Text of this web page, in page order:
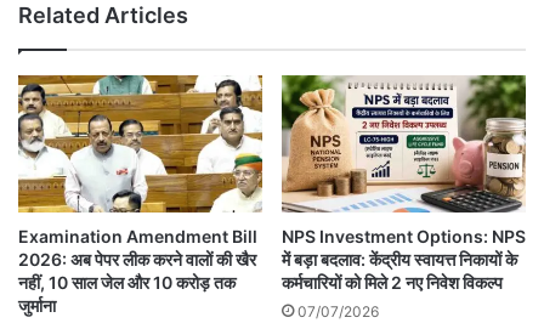
Related Articles
Examination Amendment Bill
2026: अब पेपर लीक करने वालों की खैर
नहीं, 10 साल जेल और 10 करोड़ तक
जुर्माना
NPS Investment Options: NPS
में बड़ा बदलाव: केंद्रीय स्वायत्त निकायों के
कर्मचारियों को मिले 2 नए निवेश विकल्प
07/07/2026